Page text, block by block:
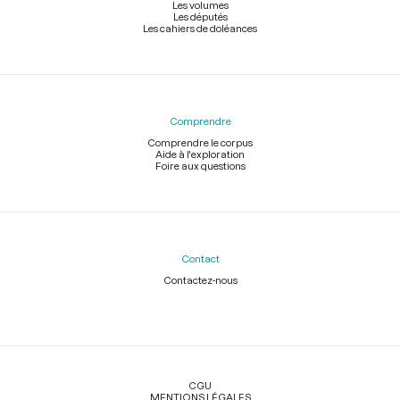
Les volumes
Les députés
Les cahiers de doléances
Comprendre
Comprendre le corpus
Aide à l'exploration
Foire aux questions
Contact
Contactez-nous
Légal
CGU
MENTIONS LÉGALES